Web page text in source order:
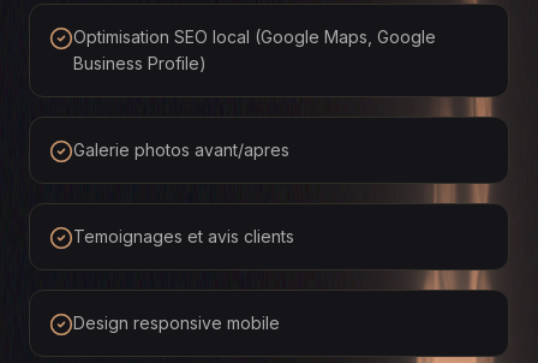
Optimisation SEO local (Google Maps, Google
Business Profile)
Galerie photos avant/apres
Temoignages et avis clients
Design responsive mobile